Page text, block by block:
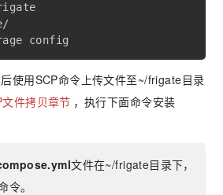
使用SCP命令上传文件至~/frigate目录
件拷贝章节 ，执行下面命令安装
文件在~/frigate目录下，
令。